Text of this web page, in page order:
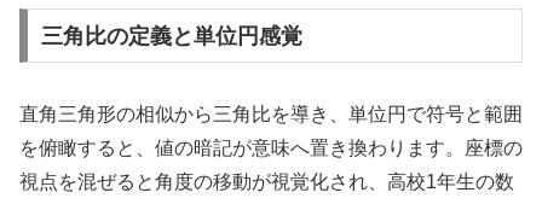
三角比の定義と単位円感覚
直角三角形の相似から三角比を導き、単位円で符号と範囲
を俯瞰すると、値の暗記が意味へ置き換わります。座標の
視点を混ぜると角度の移動が視覚化され、高校1年生の数